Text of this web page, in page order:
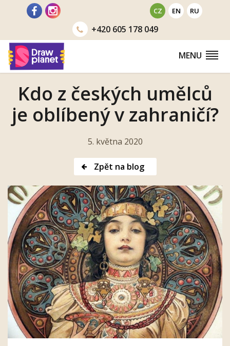
CZ EN RU
+420605 178 049
MENU
Kdo z českých umělců
je oblíbený v zahraničí?
5. května 2020
Zpět na blog